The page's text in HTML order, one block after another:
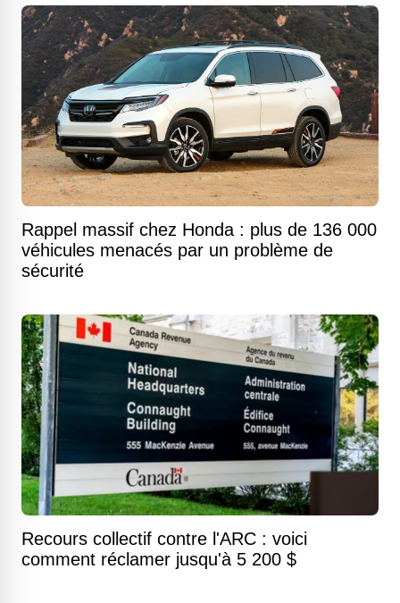
Rappel massif chez Honda : plus de 136 000
véhicules menacés par un problème de
sécurité
Recours collectif contre l'ARC : voici
comment réclamer jusqu'à 5 200 $